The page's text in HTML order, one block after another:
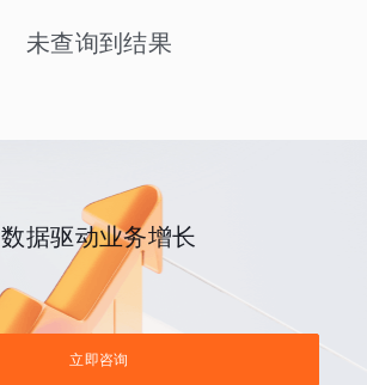
未查询到结果
数据驱动业务增长
立即咨询